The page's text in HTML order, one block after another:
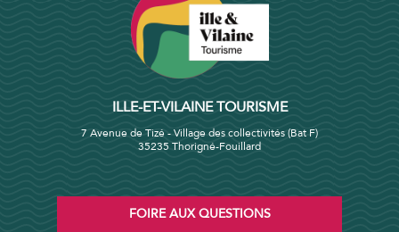
ILLE-ET-VILAINE TOURISME
7 Avenue de Tizé - Village des collectivités (Bat F)
35235 Thorigné-Fouillard
FOIRE AUX QUESTIONS